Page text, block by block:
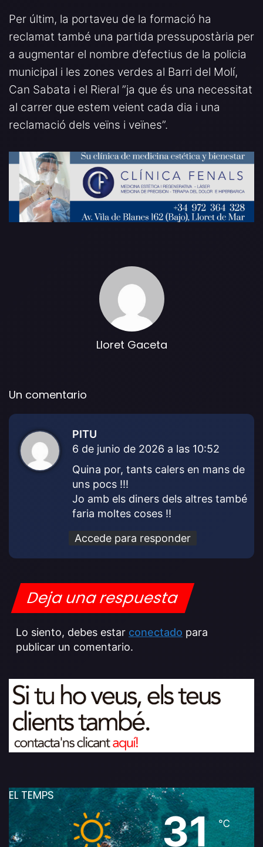
Per últim, la portaveu de la formació ha
reclamat també una partida pressupostària per
a augmentar el nombre d’efectius de la policia
municipal i les zones verdes al Barri del Molí,
Can Sabata i el Rieral ”ja que és una necessitat
al carrer que estem veient cada dia i una
reclamació dels veïns i veïnes”.
Lloret Gaceta
Un comentario
PITU
i
e
6 de junio de 2026 a las 10:52
Quina por, tants calers en mans de
uns pocs !!!
Jo amb els diners dels altres també
faria moltes coses !!
Accede para responder
Deja una respuesta
Lo siento, debes estar conectado para
publicar un comentario.
EL TEMPS
31℃